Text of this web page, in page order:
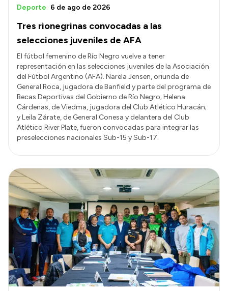
Compras y licitaciones
Consulta de pago a proveedores
Convocatorias
Intranet
Login
Tres rionegrinas convocadas a las
selecciones juveniles de AFA
Deporte 6 de ago de 2026
El fútbol femenino de Río Negro vuelve a tener
representación en las selecciones juveniles de la Asociación
del Fútbol Argentino (AFA). Narela Jensen, oriunda de
General Roca, jugadora de Banfield y parte del programa de
Becas Deportivas del Gobierno de Río Negro; Helena
Cárdenas, de Viedma, jugadora del Club Atlético Huracán;
y Leila Zárate, de General Conesa y delantera del Club
Atlético River Plate, fueron convocadas para integrar las
preselecciones nacionales Sub-15 y Sub-17.